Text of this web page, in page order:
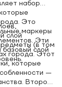
набор
Это
маркеры
Эти
слой
слой
(в том
города. Этот
которые
—
Второй,